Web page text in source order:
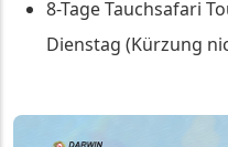
8-Tage Tauchsafari
Dienstag (Kürzung